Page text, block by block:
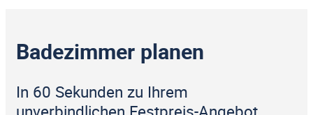
Badezimmer planen
In 60 Sekunden zu Ihrem